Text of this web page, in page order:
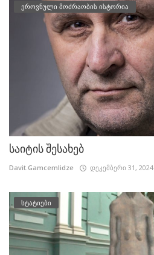
ეროვნული მოძრაობის ისტორია
საიტის შესახებ
Davit.Gamcemlidze დეკემბერი 31, 2024
სტატიები